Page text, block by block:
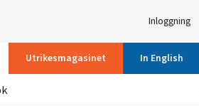
Inloggning
Utrikesmagasinet In English